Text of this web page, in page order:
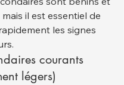
il est essentiel de
les signes
courants
légers)